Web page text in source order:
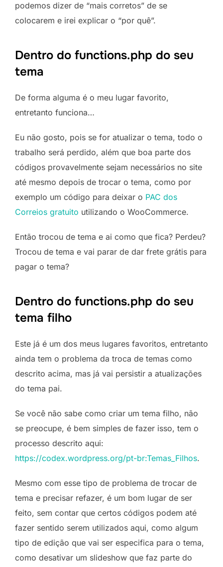
podemos dizer de “mais corretos” de se
colocarem e irei explicar o “por quê”.
Dentro do functions.php do seu
tema
De forma alguma é o meu lugar favorito,
entretanto funciona…
Eu não gosto, pois se for atualizar o tema, todo o
trabalho será perdido, além que boa parte dos
códigos provavelmente sejam necessários no site
até mesmo depois de trocar o tema, como por
exemplo um código para deixar o PAC dos
Correios gratuito utilizando o WooCommerce.
Então trocou de tema e ai como que fica? Perdeu?
Trocou de tema e vai parar de dar frete grátis para
pagar o tema?
Dentro do functions.php do seu
tema filho
Este já é um dos meus lugares favoritos, entretanto
ainda tem o problema da troca de temas como
descrito acima, mas já vai persistir a atualizações
do tema pai.
Se você não sabe como criar um tema filho, não
se preocupe, é bem simples de fazer isso, tem o
processo descrito aqui:
https://codex.wordpress.org/pt-br:Temas_Filhos.
Mesmo com esse tipo de problema de trocar de
tema e precisar refazer, é um bom lugar de ser
feito, sem contar que certos códigos podem até
fazer sentido serem utilizados aqui, como algum
tipo de edição que vai ser especifica para o tema,
como desativar um slideshow que faz parte do